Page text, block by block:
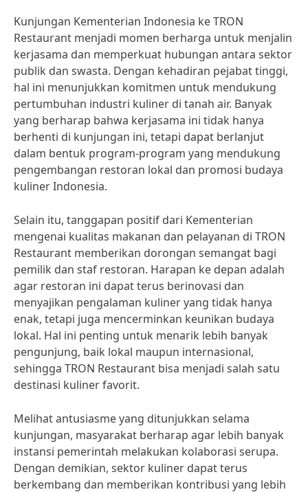
Kunjungan Kementerian Indonesia ke TRON
Restaurant menjadi momen berharga untuk menjalin
kerjasama dan memperkuat hubungan antara sektor
publik dan swasta. Dengan kehadiran pejabat tinggi,
hal ini menunjukkan komitmen untuk mendukung
pertumbuhan industri kuliner di tanah air. Banyak
yang berharap bahwa kerjasama ini tidak hanya
berhenti di kunjungan ini, tetapi dapat berlanjut
dalam bentuk program-program yang mendukung
pengembangan restoran lokal dan promosi budaya
kuliner Indonesia.
Selain itu, tanggapan positif dari Kementerian
mengenai kualitas makanan dan pelayanan di TRON
Restaurant memberikan dorongan semangat bagi
pemilik dan staf restoran. Harapan ke depan adalah
agar restoran ini dapat terus berinovasi dan
menyajikan pengalaman kuliner yang tidak hanya
enak, tetapi juga mencerminkan keunikan budaya
lokal. Hal ini penting untuk menarik lebih banyak
pengunjung, baik lokal maupun internasional,
sehingga TRON Restaurant bisa menjadi salah satu
destinasi kuliner favorit.
Melihat antusiasme yang ditunjukkan selama
kunjungan, masyarakat berharap agar lebih banyak
instansi pemerintah melakukan kolaborasi serupa.
Dengan demikian, sektor kuliner dapat terus
berkembang dan memberikan kontribusi yang lebih